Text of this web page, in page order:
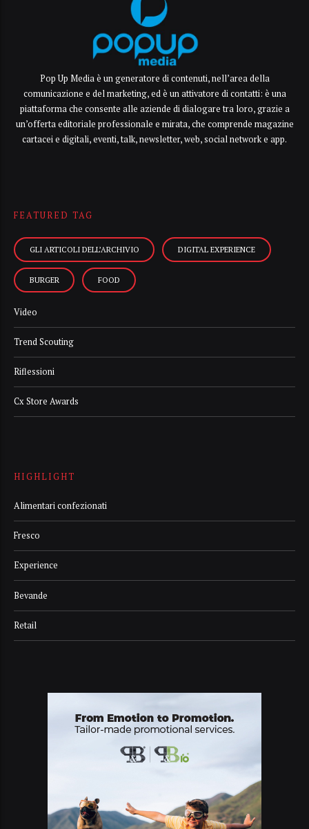
Pop Up Media è un generatore di contenuti, nell’area della
comunicazione e del marketing, ed è un attivatore di contatti: è una
piattaforma che consente alle aziende di dialogare tra loro, grazie a
un’offerta editoriale professionale e mirata, che comprende magazine
cartacei e digitali, eventi, talk, newsletter, web, social network e app.
FEATURED TAG
GLI ARTICOLI DELL’ARCHIVIO DIGITAL EXPERIENCE
BURGER FOOD
Video
Trend Scouting
Riflessioni
Cx Store Awards
HIGHLIGHT
Alimentari confezionati
Fresco
Experience
Bevande
Retail